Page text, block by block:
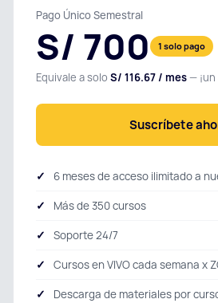
Pago Único Semestral
S/ 700 1 solo pago
Equivale a solo S/ 116.67 / mes—
Suscríbete
6 meses de acceso ilimitado a
Más de 350 cursos
Soporte 24/7
Cursos en VIVO cada semana x
Descarga de materiales por